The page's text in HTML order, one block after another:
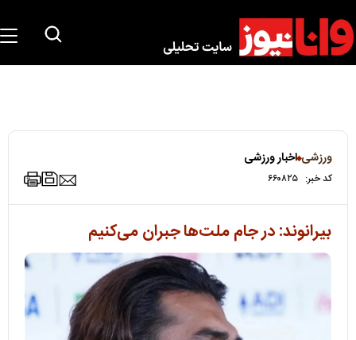
ورزشی اخبار ورزشی
کد خبر: ۶۶۰۸۲۵
بیرانوند: در جام ملت‌ها جبران می‌کنیم